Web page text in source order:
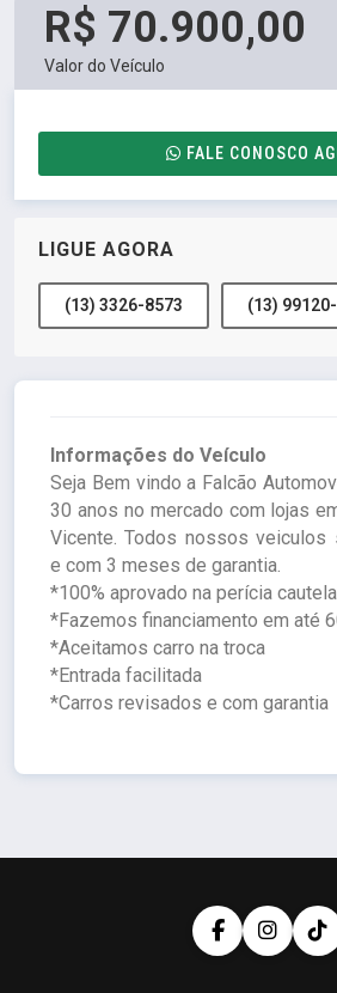
R$ 70.900,00
Valor do Veículo
FALE CONOSCO
LIGUE AGORA
(13) 3326-8573 (13)
Informações do Veículo
Seja Bem vindo a Falcão
30 anos no mercado com lojas
Vicente. Todos nossos veiculos
e com 3 meses de garantia.
*100% aprovado na perícia
*Fazemos financiamento em até
*Aceitamos carro na troca
*Entrada facilitada
*Carros revisados e com garantia